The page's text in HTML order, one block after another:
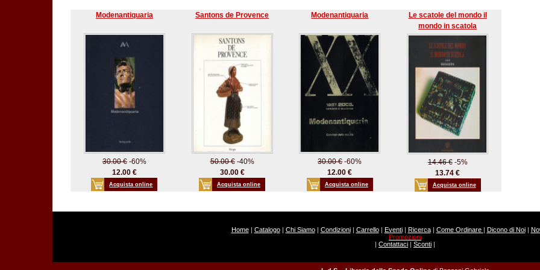
Modenantiquaria
30.00 €-60%
12.00 €
Acquista online
Santons de Provence
50.00 €-40%
30.00 €
Acquista online
Modenantiquaria
30.00 €-60%
12.00 €
Acquista online
Le scatole del mondo il
mondo in scatola
14.46 €-5%
13.74 €
Acquista online
Home| Catalogo| Chi Siamo| Condizioni| Carrello| Eventi| Ricerca| Come Ordinare | Dicono di Noi|
Promozioni
| Contattaci | Sconti |